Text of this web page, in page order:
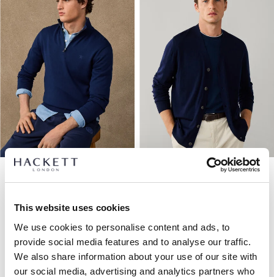
This website uses cookies
We use cookies to personalise content and ads, to
provide social media features and to analyse our traffic.
We also share information about your use of our site with
our social media, advertising and analytics partners who
Maglione In Cotone Con Mezza Zip Cardigan In Lana Merino